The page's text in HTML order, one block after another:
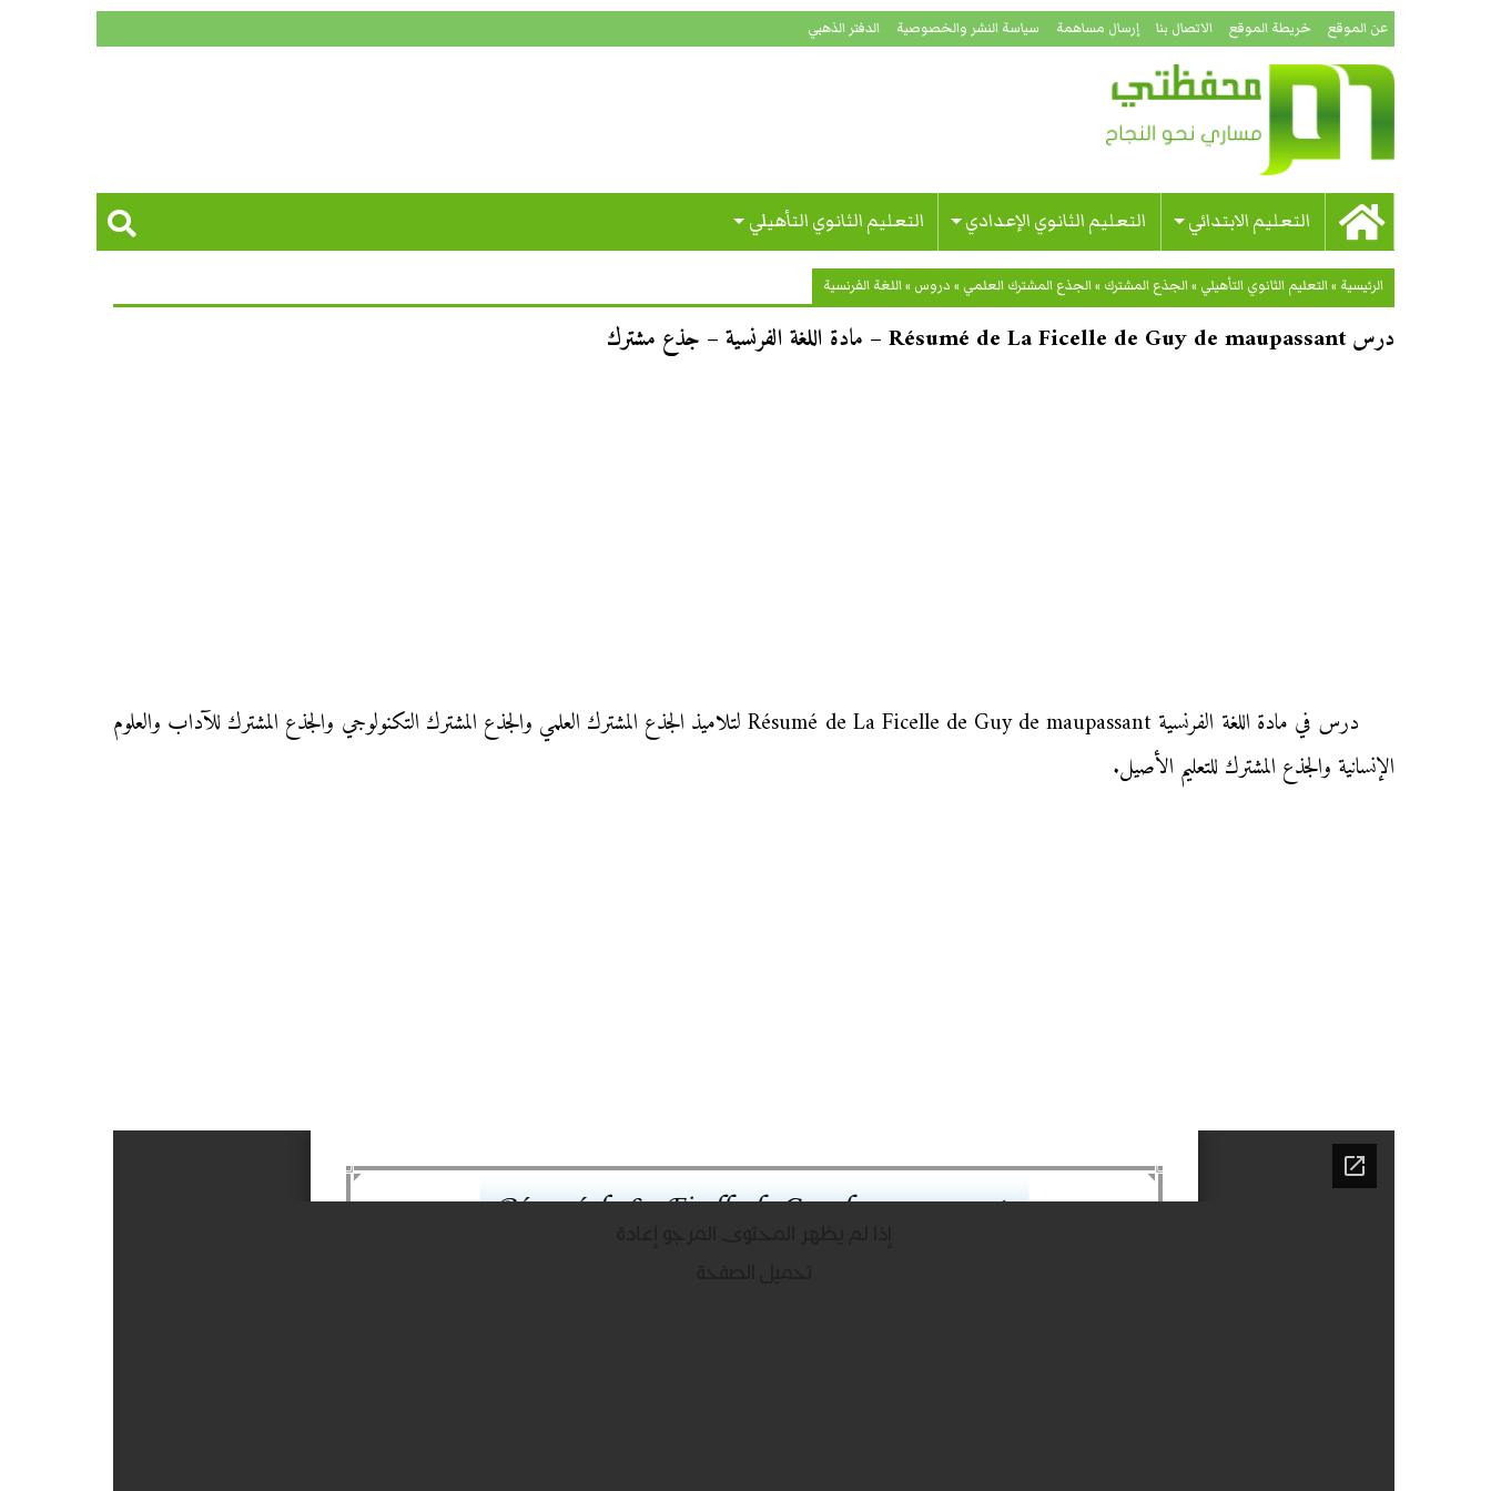
عن الموقع خريطة الموقع الاتصال بنا إرسال مساهمة سياسة النشر والخصوصية الدفتر الذهبي
التعليم الابتدائي التعليم الثانوي الإعدادي التعليم الثانوي التأهيلي
الرئيسية »التعليم الثانوي التأهيلي »الجذع المشترك »الجذع المشترك العلمي » دروس »اللغة الفرنسية
درس Résumé de La Ficelle de Guy de maupassant – مادة اللغة الفرنسية – جذع مشترك
درس في مادة اللغة الفرنسية Résumé de La Ficelle de Guy de maupassant لتلاميذ الجذع المشترك العلمي والجذع المشترك التكنولوجي والجذع المشترك للآداب والعلوم
الإنسانية والجذع المشترك للتعليم الأصيل.